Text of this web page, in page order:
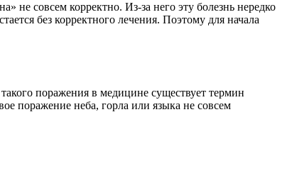
не совсем корректно. Из-за него эту болезнь нередко
без корректного лечения. Поэтому для начала
поражения в медицине существует термин
поражение неба, горла или языка не совсем